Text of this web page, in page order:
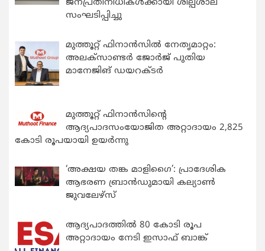
ജനപ്രതിനിധികൾക്കായി ശില്പശാല
സംഘടിപ്പിച്ചു
മുത്തൂറ്റ് ഫിനാൻസിൽ നേതൃമാറ്റം:
അലക്സാണ്ടർ ജോർജ് പുതിയ
മാനേജിങ് ഡയറക്ടർ
മുത്തൂറ്റ് ഫിനാൻസിന്റെ
ആദ്യപാദസംയോജിത അറ്റാദായം 2,825
കോടി രൂപയായി ഉയർന്നു
‘അക്ഷയ തങ്ക മാളിഗൈ’: പ്രാദേശിക
ആഭരണ ബ്രാന്‍ഡുമായി കല്യാണ്‍
ജുവലേഴ്‌സ്
ആദ്യപാദത്തിൽ 80 കോടി രൂപ
അറ്റാദായം നേടി ഇസാഫ് ബാങ്ക്